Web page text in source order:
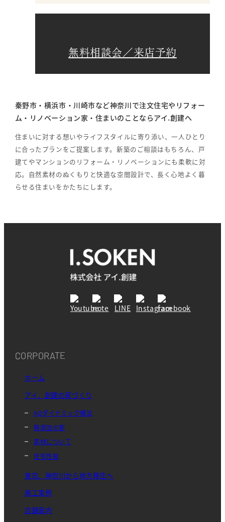
無料相談会／来店予約
秦野市・横浜市・川崎市など神奈川で注文住宅やリフォー
ム・リノベーション家・住まいのことならアイ.創建へ
住まいに対する想いやライフスタイルに寄り添い、一人ひとり
に合ったプランをご提案します。新築のご相談はもちろん、戸
建てやマンションのリフォーム・リノベーションにも柔軟に対
応。自然素材のぬくもりと快適な空間設計で、長く心地よく暮
らせる住まいをかたちにします。
CORPORATE
ホーム
アイ．創建の家づくり
AQダイナミック構法
無添加の家
素材について
住宅性能
東京、神奈川から地方移住へ
施工実例
店舗案内